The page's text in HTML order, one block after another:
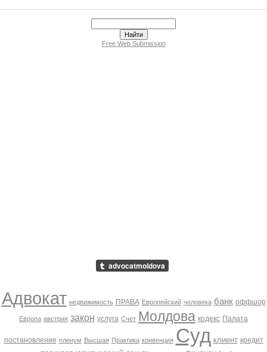
Free Web Submission
Адвокат недвижимость ПРАВА Европейский человека банк оффшор
Европа австрия закон услуга Счет Молдова кодекс Палата
постановление пленум Высшая Практика конвенция Суд клиент кредит